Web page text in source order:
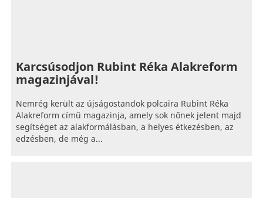
Karcsúsodjon Rubint Réka Alakreform
magazinjával!
Nemrég került az újságostandok polcaira Rubint Réka
Alakreform című magazinja, amely sok nőnek jelent majd
segítséget az alakformálásban, a helyes étkezésben, az
edzésben, de még a...